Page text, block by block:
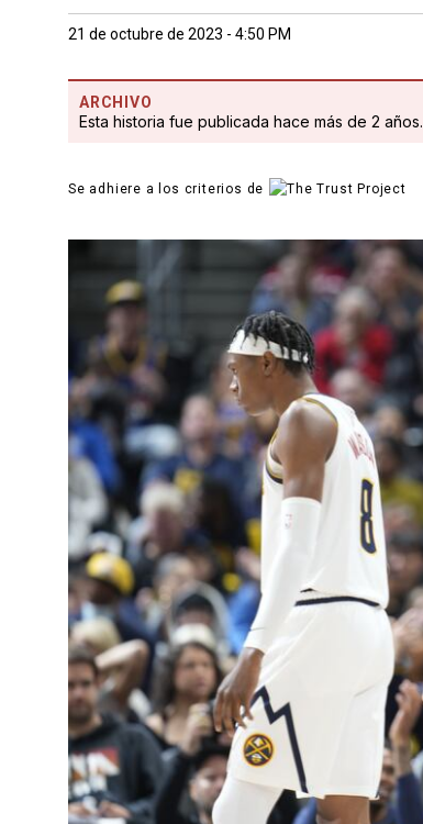
21 de octubre de 2023 - 4:50 PM
ARCHIVO
Esta historia fue publicada hace más de 2 años.
Se adhiere a los criterios de